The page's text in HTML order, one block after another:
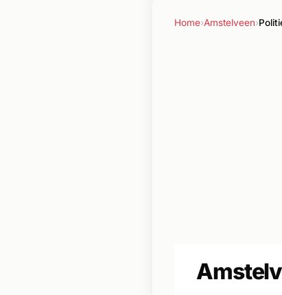
Home›Amstelveen›